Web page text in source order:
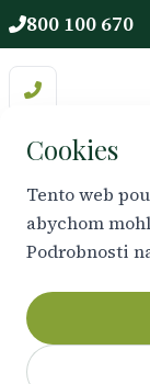
800 100 670
VŠE,
Cookies
Tento web
abychom
Podrobnosti